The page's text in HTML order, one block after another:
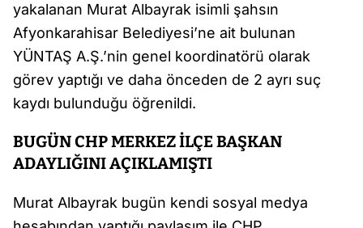
yakalanan Murat Albayrak isimli şahsın
Afyonkarahisar Belediyesi’ne ait bulunan
YÜNTAŞ A.Ş.’nin genel koordinatörü olarak
görev yaptığı ve daha önceden de 2 ayrı suç
kaydı bulunduğu öğrenildi.
BUGÜN CHP MERKEZ İLÇE BAŞKAN
ADAYLIĞINI AÇIKLAMIŞTI
Murat Albayrak bugün kendi sosyal medya